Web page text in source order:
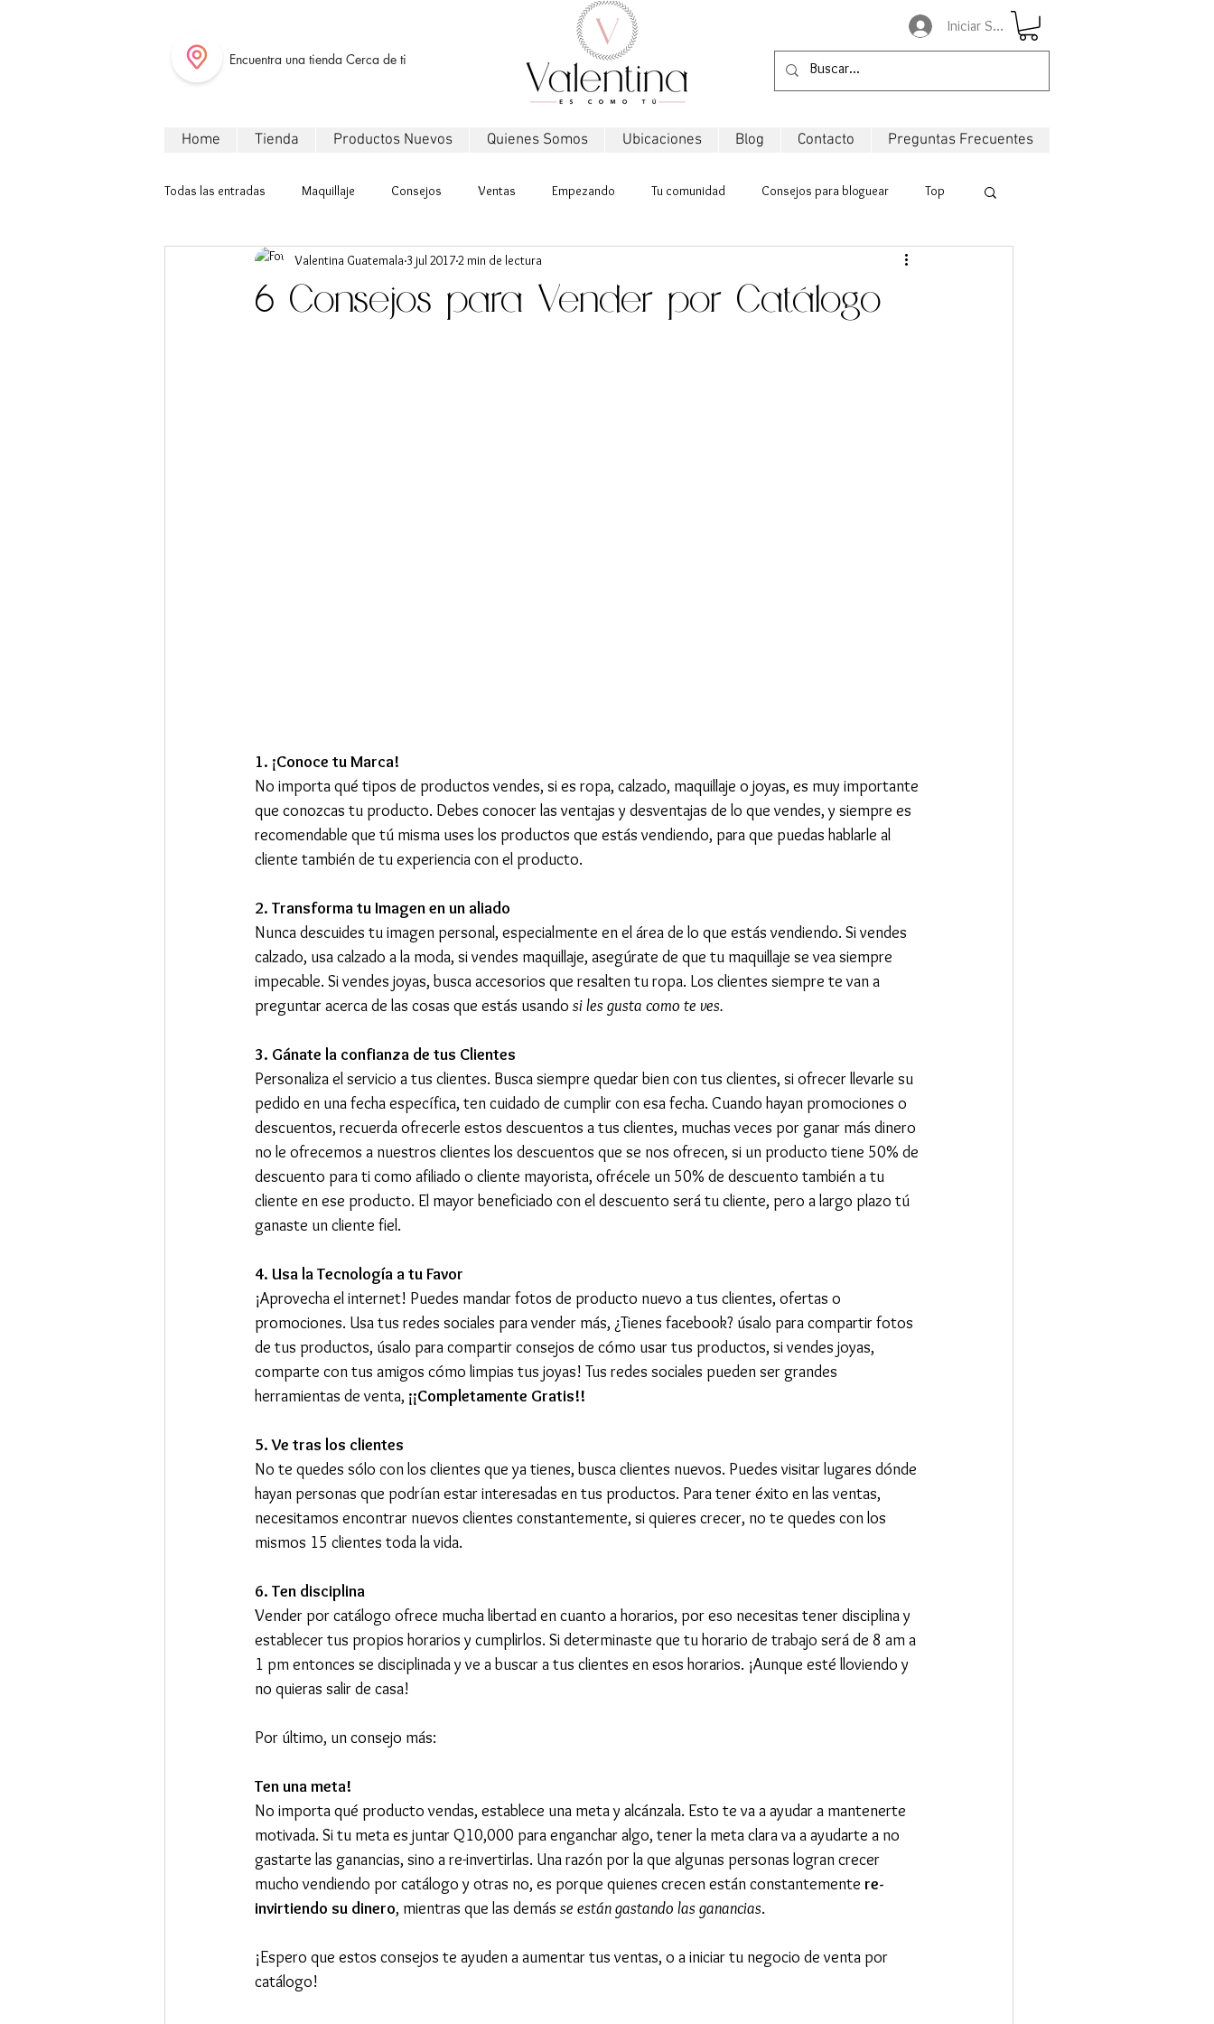
Encuentra una tienda Cerca de ti
Iniciar Sesión
Home Tienda Productos Nuevos Quienes Somos Ubicaciones Blog Contacto Preguntas Frecuentes
Todas las entradas Maquillaje Consejos Ventas Empezando Tu comunidad Consejos para bloguear Top
6 Consejos para Vender por Catálogo
Valentina Guatemala 3 jul 20172 min de lectura
1. ¡Conoce tu Marca!
No importa qué tipos de productos vendes, si es ropa, calzado, maquillaje o joyas, es muy importante
que conozcas tu producto. Debes conocer las ventajas y desventajas de lo que vendes, y siempre es
recomendable que tú misma uses los productos que estás vendiendo, para que puedas hablarle al
cliente también de tu experiencia con el producto.
2. Transforma tu Imagen en un aliado
Nunca descuides tu imagen personal, especialmente en el área de lo que estás vendiendo. Si vendes
calzado, usa calzado a la moda, si vendes maquillaje, asegúrate de que tu maquillaje se vea siempre
impecable. Si vendes joyas, busca accesorios que resalten tu ropa. Los clientes siempre te van a
preguntar acerca de las cosas que estás usando si les gusta como te ves.
3. Gánate la confianza de tus Clientes
Personaliza el servicio a tus clientes. Busca siempre quedar bien con tus clientes, si ofrecer llevarle su
pedido en una fecha específica, ten cuidado de cumplir con esa fecha. Cuando hayan promociones o
descuentos, recuerda ofrecerle estos descuentos a tus clientes, muchas veces por ganar más dinero
no le ofrecemos a nuestros clientes los descuentos que se nos ofrecen, si un producto tiene 50% de
descuento para ti como afiliado o cliente mayorista, ofrécele un 50% de descuento también a tu
cliente en ese producto. El mayor beneficiado con el descuento será tu cliente, pero a largo plazo tú
ganaste un cliente fiel.
4. Usa la Tecnología a tu Favor
¡Aprovecha el internet! Puedes mandar fotos de producto nuevo a tus clientes, ofertas o
promociones. Usa tus redes sociales para vender más, ¿Tienes facebook? úsalo para compartir fotos
de tus productos, úsalo para compartir consejos de cómo usar tus productos, si vendes joyas,
comparte con tus amigos cómo limpias tus joyas! Tus redes sociales pueden ser grandes
herramientas de venta, ¡¡Completamente Gratis!!
5. Ve tras los clientes
No te quedes sólo con los clientes que ya tienes, busca clientes nuevos. Puedes visitar lugares dónde
hayan personas que podrían estar interesadas en tus productos. Para tener éxito en las ventas,
necesitamos encontrar nuevos clientes constantemente, si quieres crecer, no te quedes con los
mismos 15 clientes toda la vida.
6. Ten disciplina
Vender por catálogo ofrece mucha libertad en cuanto a horarios, por eso necesitas tener disciplina y
establecer tus propios horarios y cumplirlos. Si determinaste que tu horario de trabajo será de 8 am a
1 pm entonces se disciplinada y ve a buscar a tus clientes en esos horarios. ¡Aunque esté lloviendo y
no quieras salir de casa!
Por último, un consejo más:
Ten una meta!
No importa qué producto vendas, establece una meta y alcánzala. Esto te va a ayudar a mantenerte
motivada. Si tu meta es juntar Q10,000 para enganchar algo, tener la meta clara va a ayudarte a no
gastarte las ganancias, sino a re-invertirlas. Una razón por la que algunas personas logran crecer
mucho vendiendo por catálogo y otras no, es porque quienes crecen están constantemente re-
invirtiendo su dinero, mientras que las demás se están gastando las ganancias.
¡Espero que estos consejos te ayuden a aumentar tus ventas, o a iniciar tu negocio de venta por
catálogo!